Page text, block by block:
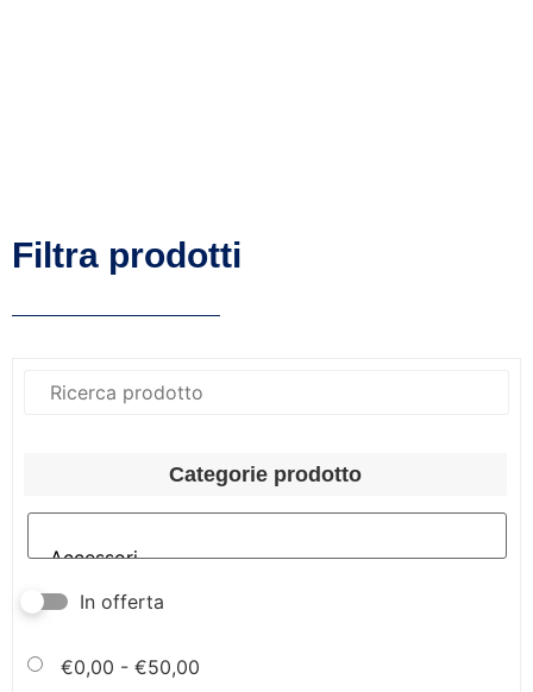
Filtra prodotti
Categorie prodotto
In offerta
€0,00 - €50,00